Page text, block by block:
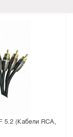
5.2 (Кабели RCA,